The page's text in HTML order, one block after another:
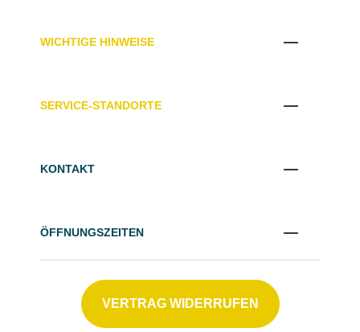
WICHTIGE HINWEISE
SERVICE-STANDORTE
KONTAKT
ÖFFNUNGSZEITEN
VERTRAG WIDERRUFEN